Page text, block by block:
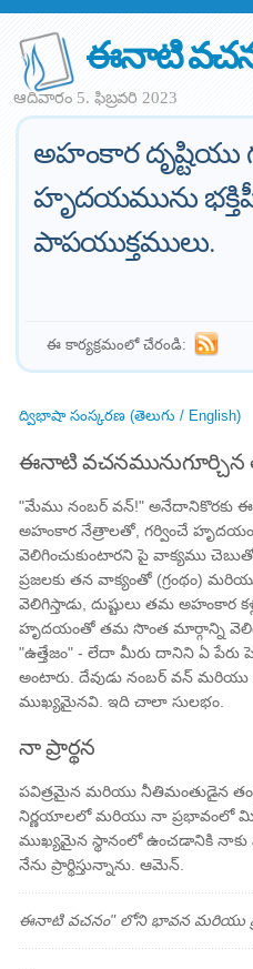
ఈనాటి
ఆదివారం 5. ఫిబ్రవరి 2023
అహంకార దృష్టియు
హృదయమును
పాపయుక్తములు.
ఈ కార్యక్రమంలో చేరండి:
ద్విభాషా సంస్కరణ (తెలుగు / English)
ఈనాటి వచనమునుగూర్చిన
"మేము నంబర్ వన్!" అనేదానికొరకు
అహంకార నేత్రాలతో, గర్వించే
వెలిగించుకుంటారని పై వాక్యము
ప్రజలకు తన వాక్యంతో (గ్రంథం)
వెలిగిస్తాడు, దుష్టులు తమ అహంకార
హృదయంతో తమ సొంత మార్గాన్ని
"ఉత్తేజం" - లేదా మీరు దానిని ఏ పేరు
అంటారు. దేవుడు నంబర్ వన్
ముఖ్యమైనవి. ఇది చాలా సులభం.
నా ప్రార్థన
పవిత్రమైన మరియు నీతిమంతుడైన
నిర్ణయాలలో మరియు నా ప్రభావంలో
ముఖ్యమైన స్థానంలో ఉంచడానికి
నేను ప్రార్థిస్తున్నాను. ఆమెన్.
ఈనాటి వచనం" లోని భావన మరియు